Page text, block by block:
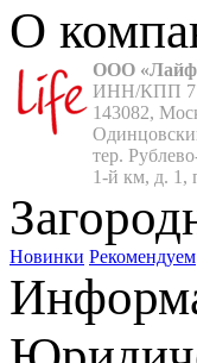
О
ООО
ИНН/КПП
143082,
тер.
1-й км, д. 1,
Новинки Рекомендуем